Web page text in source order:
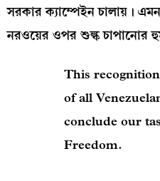
সরকার ক্যাম্পেইন চালায়।
নরওয়ের ওপর শুল্ক চাপানোর
This
of all
conclude our
Freedom.